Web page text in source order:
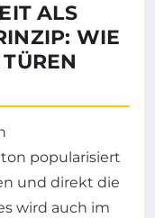
ALS
WIE
popularisiert
und direkt die
wird auch im